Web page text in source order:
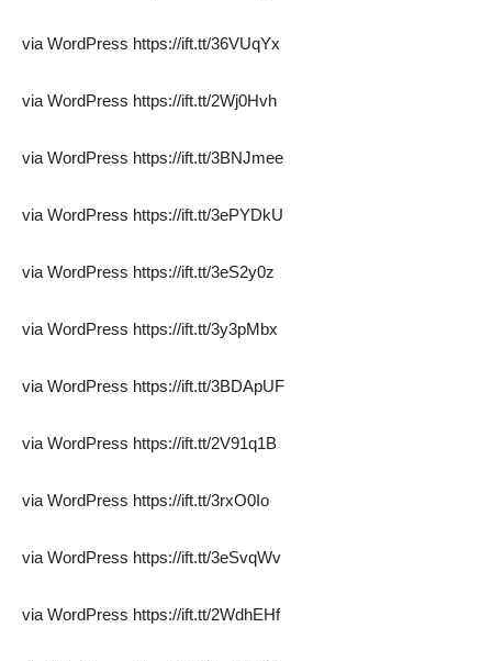
via WordPress https://ift.tt/36VUqYx
via WordPress https://ift.tt/2Wj0Hvh
via WordPress https://ift.tt/3BNJmee
via WordPress https://ift.tt/3ePYDkU
via WordPress https://ift.tt/3eS2y0z
via WordPress https://ift.tt/3y3pMbx
via WordPress https://ift.tt/3BDApUF
via WordPress https://ift.tt/2V91q1B
via WordPress https://ift.tt/3rxO0Io
via WordPress https://ift.tt/3eSvqWv
via WordPress https://ift.tt/2WdhEHf